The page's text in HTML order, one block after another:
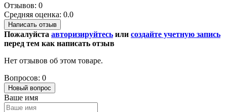
Отзывов: 0
Средняя оценка: 0.0
Написать отзыв
Пожалуйста авторизируйтесь или создайте учетную запись
перед тем как написать отзыв
Нет отзывов об этом товаре.
Вопросов: 0
Новый вопрос
Ваше имя